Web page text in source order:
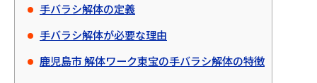
手バラシ解体の定義
手バラシ解体が必要な理由
鹿児島市 解体ワーク東宝の手バラシ解体の特徴